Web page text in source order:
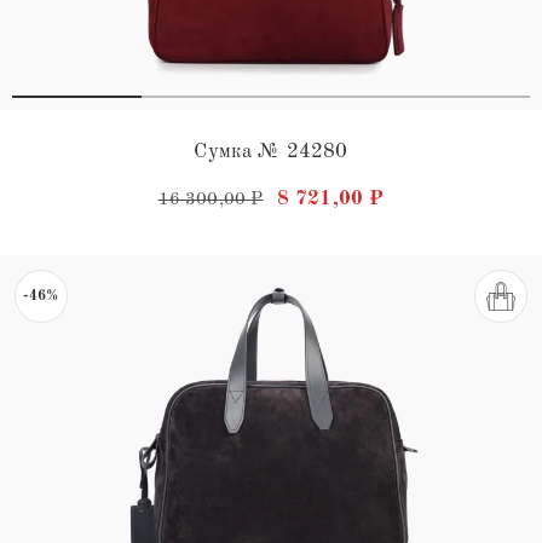
Сумка № 24280
16 300,00₽ Первоначальная цена
8 721,00 ₽Текущая цена:
-46%